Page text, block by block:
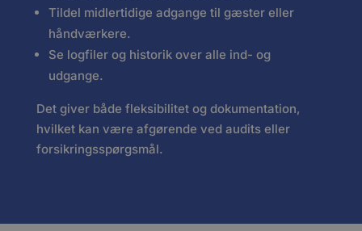
Tildel midlertidige adgange til gæster eller
håndværkere.
Se logfiler og historik over alle ind- og
udgange.
Det giver både fleksibilitet og dokumentation,
hvilket kan være afgørende ved audits eller
forsikringsspørgsmål.